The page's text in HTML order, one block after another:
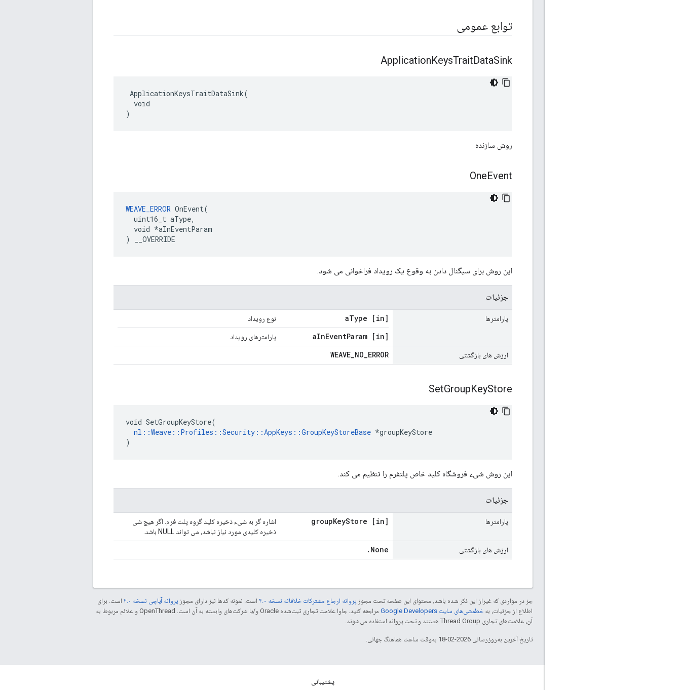
توابع عمومی
ApplicationKeysTraitDataSink
ApplicationKeysTraitDataSink(
  void
)
روش سازنده
OneEvent
WEAVE_ERROR OnEvent(
  uint16_t aType,
  void *aInEventParam
) __OVERRIDE
این روش برای سیگنال دادن به وقوع یک رویداد فراخوانی می شود.
جزئیات
پارامترها [in] a
Type نوع رویداد
[in] a
InEventParam پارامترهای رویداد
ارزش های بازگشتی WEAVE_NO_ERROR
SetGroupKeyStore
void SetGroupKeyStore(
nl::Weave::Profiles::Security::AppKeys::GroupKeyStoreBase *groupKeyStore
)
این روش شیء فروشگاه کلید خاص پلتفرم را تنظیم می کند.
جزئیات
پارامترها [in] group
KeyStore
اشاره گر به شیء ذخیره کلید گروه پلت فرم. اگر هیچ شی
ذخیره کلیدی مورد نیاز نباشد، می تواند NULL باشد.
ارزش های بازگشتی None
.
جز در مواردی که غیراز این ذکر شده باشد، محتوای این صفحه تحت مجوز پروانه ارجاع مشترکات خلاقانه نسخه ۴.۰ است. نمونه کدها نیز دارای مجوز پروانه آپاچی نسخه ۲.۰
است. برای
اطلاع از جزئیات، به خطمشی‌های سایت Google Developers‏
مراجعه کنید. جاوا علامت تجاری ثبت‌شده Oracle و/یا شرکت‌های وابسته به آن است. ‫OpenThread و علائم مربوط به
آن، علامت‌های تجاری Thread Group هستند و تحت پروانه استفاده می‌شوند.
تاریخ آخرین به‌روزرسانی 2026-02-18 به‌وقت ساعت هماهنگ جهانی.
پشتیبانی